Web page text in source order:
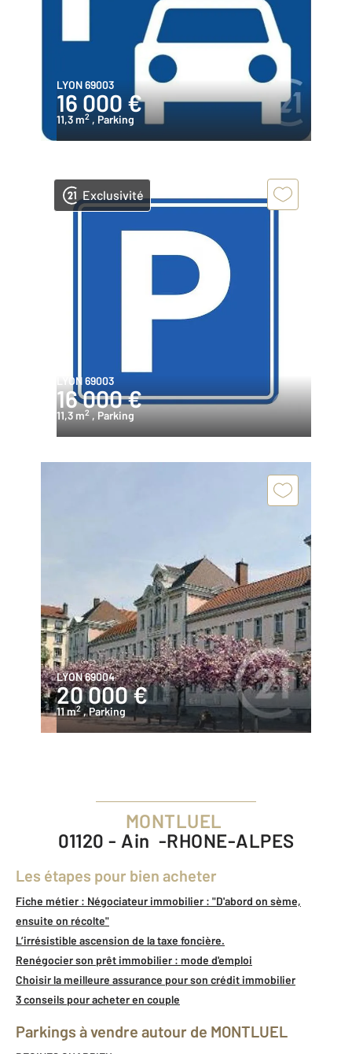
LYON 69003
16 000 €
11,3 m2 , Parking
Exclusivité
LYON 69003
16 000 €
11,3 m2 , Parking
LYON 69004
20 000 €
11 m2 , Parking
MONTLUEL
01120 - Ain -RHONE-ALPES
Les étapes pour bien acheter
Fiche métier : Négociateur immobilier : "D'abord on sème,
ensuite on récolte"
L’irrésistible ascension de la taxe foncière.
Renégocier son prêt immobilier : mode d'emploi
Choisir la meilleure assurance pour son crédit immobilier
3 conseils pour acheter en couple
Parkings à vendre autour de MONTLUEL